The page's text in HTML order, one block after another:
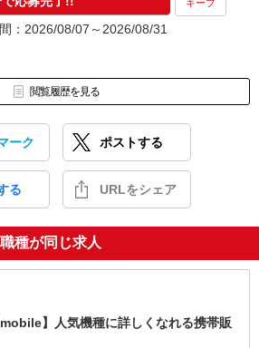
キープ
：2026/08/07～2026/08/31
閲覧履歴を見る
ーク ポストする
る URLをシェア
種が同じ求人
】人気機種に詳しくなれる携帯販